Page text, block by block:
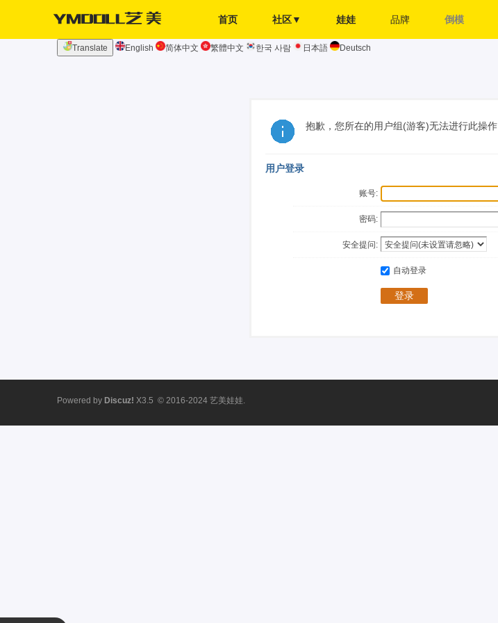
首页 社区▼ 娃娃 品牌 倒模
Translate English 简体中文 繁體中文 한국 사람 日本語 Deutsch
抱歉，您所在的用户组(游客)无法进行此操作
用户登录
账号:
密码:
安全提问:
自动登录
登录
Powered by Discuz! X3.5 © 2016-2024 艺美娃娃.